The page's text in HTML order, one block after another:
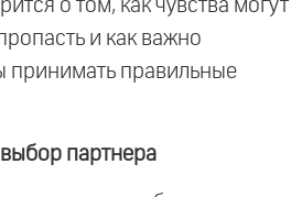
о том, как чувства могут
и как важно
принимать правильные
партнера